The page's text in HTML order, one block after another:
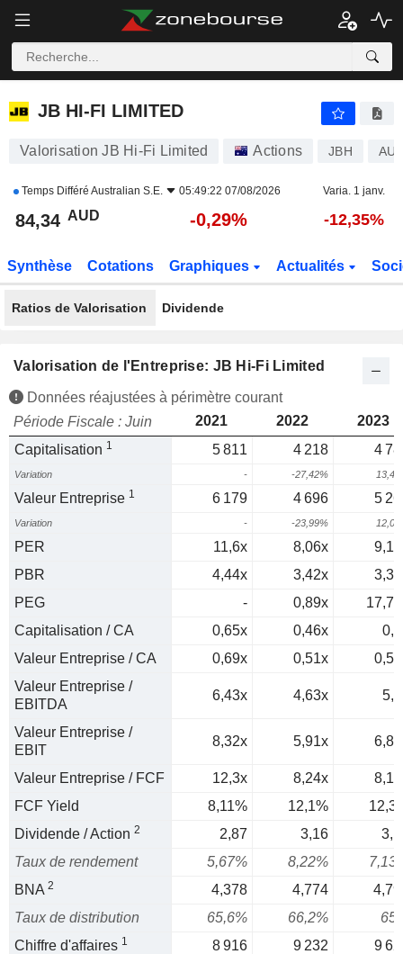
JB HI-FI LIMITED
JB HI-FI LIMITED
Valorisation JB Hi-Fi Limited Actions JBH
Temps Différé Australian S.E. 05:49:22 07/08/2026 Varia. 1 janv.
84,34 AUD -0,29% -12,35%
Synthèse Cotations Graphiques Actualités
Ratios de Valorisation Dividende
Valorisation de l'Entreprise: JB Hi-Fi Limited
Données réajustées à périmètre courant
Période Fiscale : Juin
2021 2022
2023
Capitalisation 1 5 811 4 218 4
Variation - -27,42%
Valeur Entreprise 1 6 179 4 696 5
Variation - -23,99%
PER 11,6x 8,06x
PBR
4,44x 3,42x
PEG
- 0,89x
Capitalisation / CA
0,65x 0,46x
Valeur Entreprise / CA
0,69x 0,51x
Valeur Entreprise /
EBITDA
6,43x 4,63x
Valeur Entreprise /
EBIT
8,32x 5,91x
Valeur Entreprise / FCF 12,3x 8,24x
FCF Yield
8,11% 12,1%
Dividende / Action 2 2,87 3,16
Taux de rendement
5,67% 8,22%
BNA 2 4,378 4,774
Taux de distribution
65,6% 66,2%
Chiffre d'affaires 1 8 916 9 232
9